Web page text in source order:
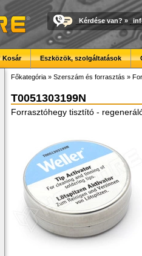
Kérdése van? »
Kosár Eszközök, szolgáltatások
Főkategória » Szerszám és forrasztás »
T0051303199N
Forrasztóhegy tisztító -